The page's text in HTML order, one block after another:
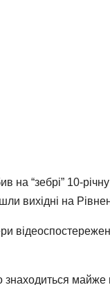
на “зебрі” 10-
вихідні на
майже